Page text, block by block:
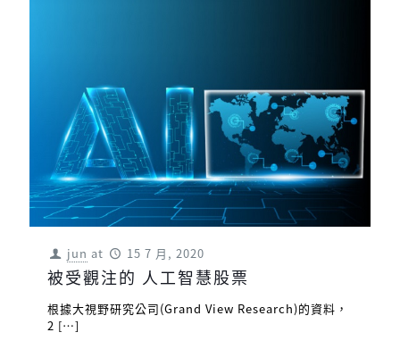
jun at 15 7 月, 2020
被受觀注的 人工智慧股票
根據大視野研究公司(Grand View Research)的資料，
2 […]